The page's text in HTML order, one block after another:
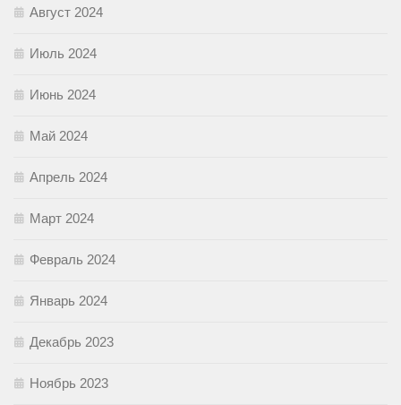
Август 2024
Июль 2024
Июнь 2024
Май 2024
Апрель 2024
Март 2024
Февраль 2024
Январь 2024
Декабрь 2023
Ноябрь 2023